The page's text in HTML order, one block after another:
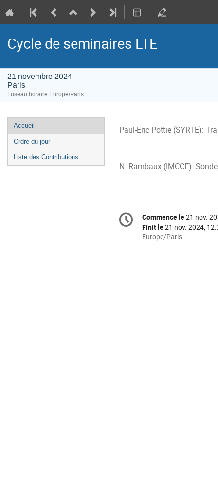
Cycle de seminaires LTE
21 novembre 2024
Paris
Fuseau horaire Europe/Paris
Menu
de
l'événement
Accueil
Ordre du jour
Liste des Contributions
Paul-Eric Pottie (SYRTE):
N. Rambaux (IMCCE):
Information
de
Date/Heure
Commence le21 nov.
Finit le21 nov. 2024,
Toutes
Europe/Paris